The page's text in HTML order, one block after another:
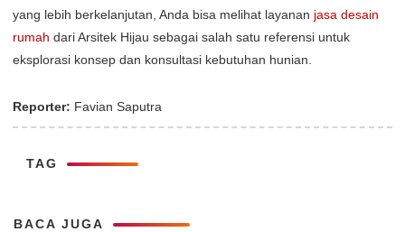
yang lebih berkelanjutan, Anda bisa melihat layanan jasa desain
rumah dari Arsitek Hijau sebagai salah satu referensi untuk
eksplorasi konsep dan konsultasi kebutuhan hunian.
Reporter: Favian Saputra
TAG
BACA JUGA